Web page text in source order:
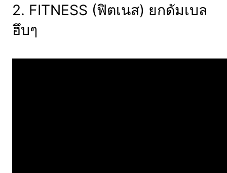
2. FITNESS (ฟิตเนส) ยกดัมเบล
ฮึบๆ